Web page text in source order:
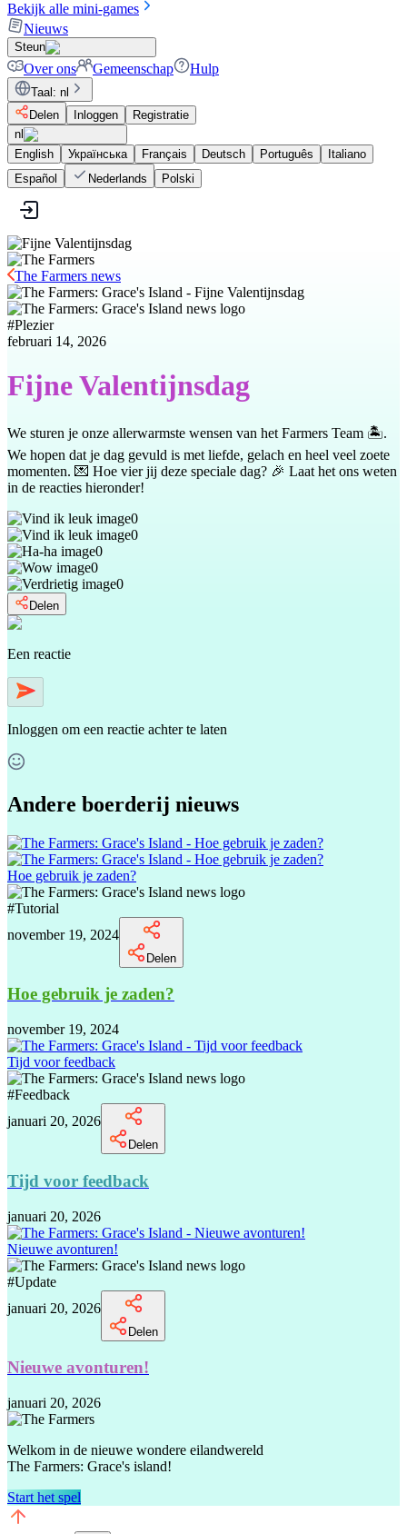
Bekijk alle mini-games
Nieuws
Steun
Over ons Gemeenschap Hulp
Taal : nl
Delen
Inloggen
Registratie
nl
English
Українська Français Deutsch Português
Italiano
Español
Nederlands Polski
The Farmers news
#Plezier
februari 14, 2026
Fijne Valentijnsdag
We sturen je onze allerwarmste wensen van het Farmers Team 🏝.
We hopen dat je dag gevuld is met liefde, gelach en heel veel zoete
momenten. 💌 Hoe vier jij deze speciale dag? 🎉 Laat het ons weten
in de reacties hieronder!
0
0
0
0
0
Delen
Een reactie
Inloggen om een reactie achter te laten
Andere boerderij nieuws
Hoe gebruik je zaden?
#Tutorial
november 19, 2024
Delen
Hoe gebruik je zaden?
november 19, 2024
Tijd voor feedback
#Feedback
januari 20, 2026
Delen
Tijd voor feedback
januari 20, 2026
Nieuwe avonturen!
#Update
januari 20, 2026
Delen
Nieuwe avonturen!
januari 20, 2026
Welkom in de nieuwe wondere eilandwereld
The Farmers: Grace's island!
Start het spel